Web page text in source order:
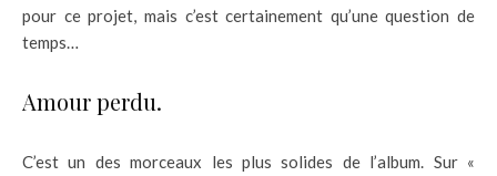
pour ce projet, mais c’est certainement qu’une question de
temps…
Amour perdu.
C’est un des morceaux les plus solides de l’album. Sur «